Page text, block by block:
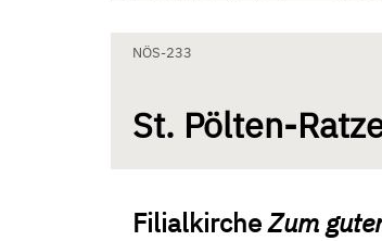
NÖS-233
St. Pölten-
FilialkircheZum